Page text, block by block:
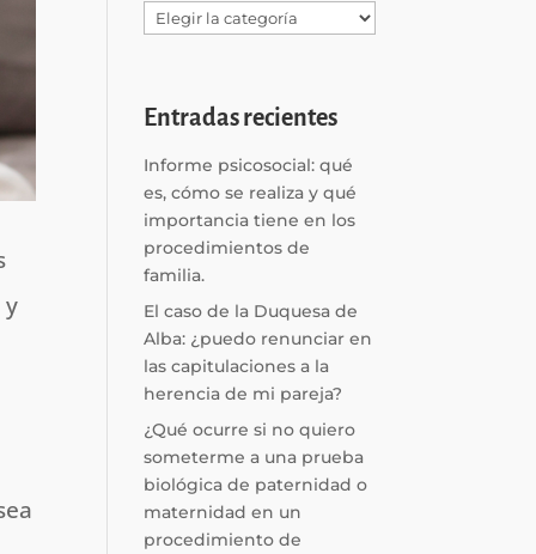
y
Categorías
Entradas recientes
Informe psicosocial: qué
es, cómo se realiza y qué
importancia tiene en los
procedimientos de
familia.
El caso de la Duquesa de
Alba: ¿puedo renunciar en
las capitulaciones a la
herencia de mi pareja?
¿Qué ocurre si no quiero
someterme a una prueba
biológica de paternidad o
maternidad en un
procedimiento de